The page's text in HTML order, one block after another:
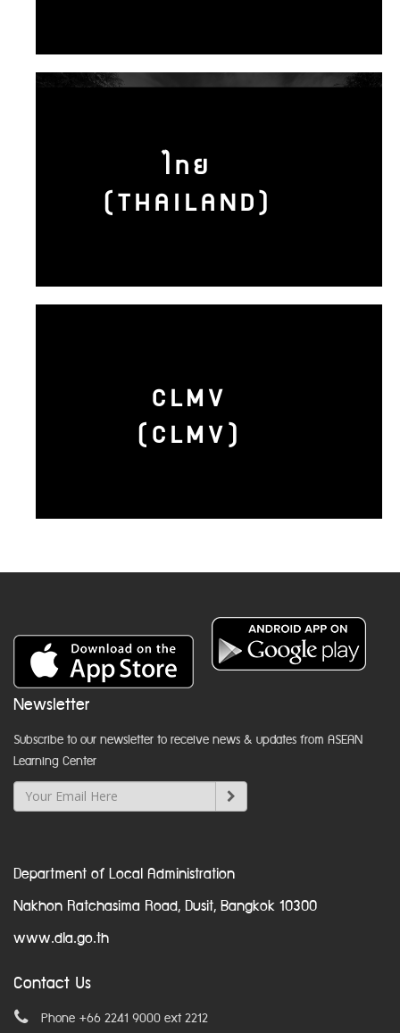
ไทย
(THAILAND)
CLMV
(CLMV)
Newsletter
Subscribe to our newsletter to receive news & updates from ASEAN
Learning Center
Department of Local Administration
Nakhon Ratchasima Road, Dusit, Bangkok 10300
www.dla.go.th
Contact Us
Phone +66 2241 9000 ext 2212